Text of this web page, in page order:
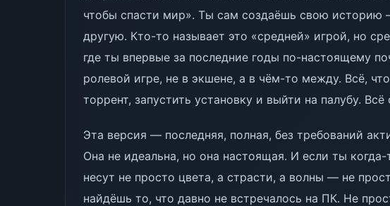
чтобы спасти мир». Ты сам создаёшь свою историю
другую. Кто-то называет это «средней» игрой, но
где ты впервые за последние годы по-настоящему
ролевой игре, не в экшене, а в чём-то между. Всё,
торрент, запустить установку и выйти на палубу.
Эта версия — последняя, полная, без требований
Она не идеальна, но она настоящая. И если ты
несут не просто цвета, а страсти, а волны — не
найдёшь то, что давно не встречалось на ПК. Не